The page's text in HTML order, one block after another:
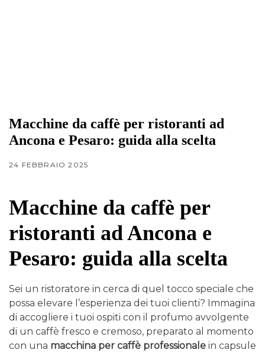
Macchine da caffè per ristoranti ad
Ancona e Pesaro: guida alla scelta
24 FEBBRAIO 2025
Macchine da caffè per
ristoranti ad Ancona e
Pesaro: guida alla scelta
Sei un ristoratore in cerca di quel tocco speciale che
possa elevare l’esperienza dei tuoi clienti? Immagina
di accogliere i tuoi ospiti con il profumo avvolgente
di un caffè fresco e cremoso, preparato al momento
con una macchina per caffè professionale in capsule